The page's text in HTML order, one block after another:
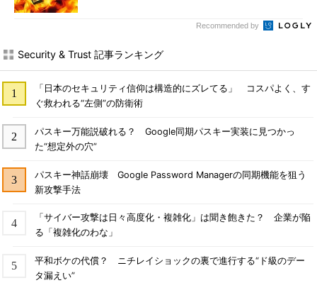
Recommended by
Security & Trust 記事ランキング
「日本のセキュリティ信仰は構造的にズレてる」 コスパよく、す
ぐ救われる“左側”の防衛術
パスキー万能説破れる？ Google同期パスキー実装に見つかっ
た“想定外の穴”
パスキー神話崩壊 Google Password Managerの同期機能を狙う
新攻撃手法
「サイバー攻撃は日々高度化・複雑化」は聞き飽きた？ 企業が陥
る「複雑化のわな」
平和ボケの代償？ ニチレイショックの裏で進行する“ド級のデー
タ漏えい”